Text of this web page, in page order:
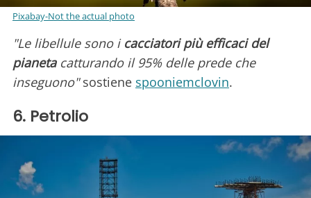
Pixabay-Not the actual photo
"Le libellule sono i cacciatori più efficaci del
pianetacatturando il 95% delle prede che
inseguono"sostiene spooniemclovin.
6. Petrolio